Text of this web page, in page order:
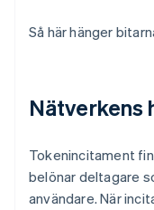
Så här hänger
Nätverkens
Tokenincitament
belönar deltagare
användare. När